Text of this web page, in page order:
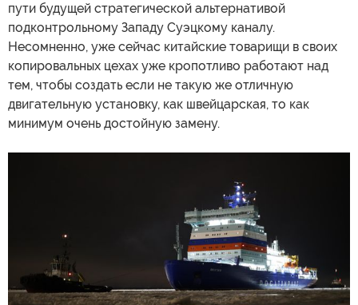
пути будущей стратегической альтернативой
подконтрольному Западу Суэцкому каналу.
Несомненно, уже сейчас китайские товарищи в своих
копировальных цехах уже кропотливо работают над
тем, чтобы создать если не такую же отличную
двигательную установку, как швейцарская, то как
минимум очень достойную замену.